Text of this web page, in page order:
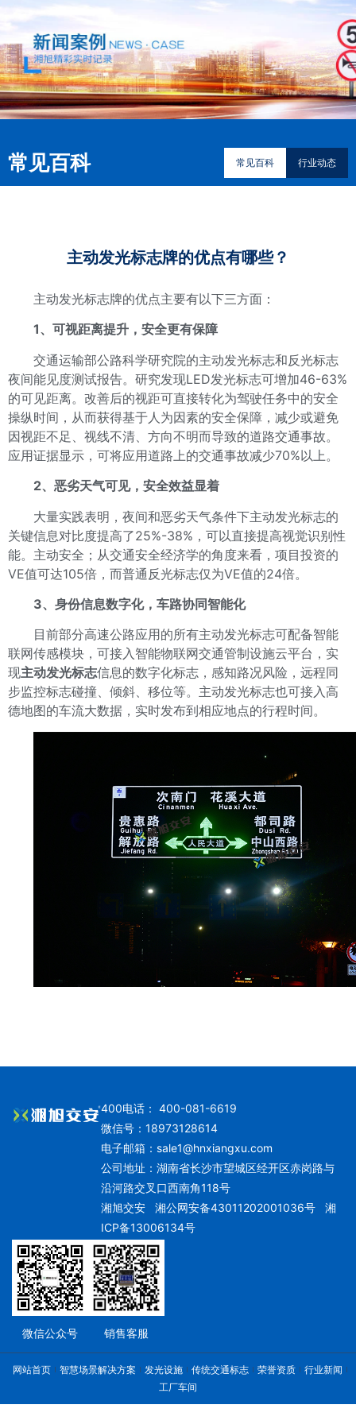
常见百科 常见百科 行业动态
主动发光标志牌的优点有哪些？
主动发光标志牌的优点主要有以下三方面：
1、可视距离提升，安全更有保障
交通运输部公路科学研究院的主动发光标志和反光标志
夜间能见度测试报告。研究发现LED发光标志可增加46-63%
的可见距离。改善后的视距可直接转化为驾驶任务中的安全
操纵时间，从而获得基于人为因素的安全保障，减少或避免
因视距不足、视线不清、方向不明而导致的道路交通事故。
应用证据显示，可将应用道路上的交通事故减少70%以上。
2、恶劣天气可见，安全效益显着
大量实践表明，夜间和恶劣天气条件下主动发光标志的
关键信息对比度提高了25%-38%，可以直接提高视觉识别性
能。主动安全；从交通安全经济学的角度来看，项目投资的
VE值可达105倍，而普通反光标志仅为VE值的24倍。
3、身份信息数字化，车路协同智能化
目前部分高速公路应用的所有主动发光标志可配备智能
联网传感模块，可接入智能物联网交通管制设施云平台，实
现主动发光标志信息的数字化标志，感知路况风险，远程同
步监控标志碰撞、倾斜、移位等。主动发光标志也可接入高
德地图的车流大数据，实时发布到相应地点的行程时间。
400电话： 400-081-6619
微信号：18973128614
电子邮箱： sale1@hnxiangxu.com
公司地址：湖南省长沙市望城区经开区赤岗路与
沿河路交叉口西南角118号
湘旭交安湘公网安备43011202001036号
湘
ICP备13006134号
微信公众号 销售客服
网站首页 智慧场景解决方案 发光设施 传统交通标志 荣誉资质
行业新闻
工厂车间